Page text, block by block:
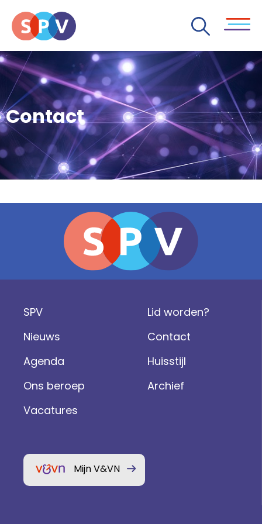
Contact
SPV
Nieuws
Agenda
Ons beroep
Vacatures
Lid worden?
Contact
Huisstijl
Archief
Mijn V&VN